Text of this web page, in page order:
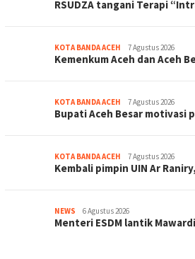
RSUDZA tangani Terapi
KOTA BANDA ACEH 7 Agustus 2026
Kemenkum Aceh dan Aceh
KOTA BANDA ACEH 7 Agustus 2026
Bupati Aceh Besar motivasi
KOTA BANDA ACEH 7 Agustus 2026
Kembali pimpin UIN Ar
NEWS 6 Agustus 2026
Menteri ESDM lantik